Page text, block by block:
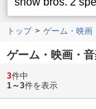
トップ ゲーム・映画
ゲーム・映画・
ブルーレイ 洋画
3件中
1～3件を表示